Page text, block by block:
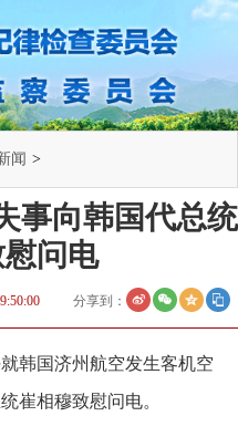
闻 >
事向韩国代总统
问电
分享到：
韩国济州航空发生客机空
崔相穆致慰问电。